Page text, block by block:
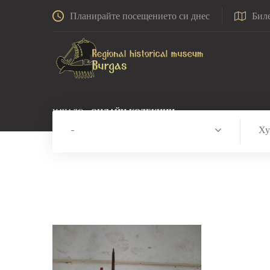
Планирайте посещението си днес
НАЧАЛО ОНЛАЙН КОЛЕКЦИИ
-